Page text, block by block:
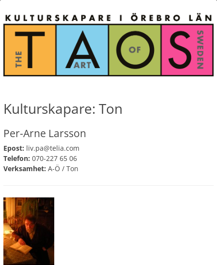
Kulturskapare: Ton
Per-Arne Larsson
Epost: liv.pa@telia.com
Telefon: 070-227 65 06
Verksamhet: A-Ö / Ton